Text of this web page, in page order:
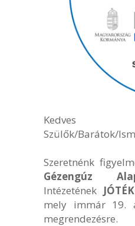
Szülők/Barátok/
Szeretnénk
Gézengúz
Intézetének
mely immár 19.
megrendezésre.